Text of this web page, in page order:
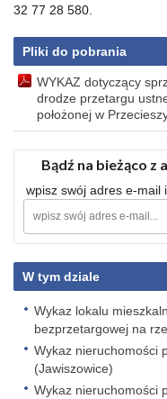
32 77 28 580.
Pliki do pobrania
WYKAZ dotyczący
drodze przetargu
położonej w
Bądź na bieżąco z
wpisz swój adres e-mail
W tym dziale
Wykaz lokalu
bezprzetargowej na
Wykaz nieruchomości
(Jawiszowice)
Wykaz nieruchomości